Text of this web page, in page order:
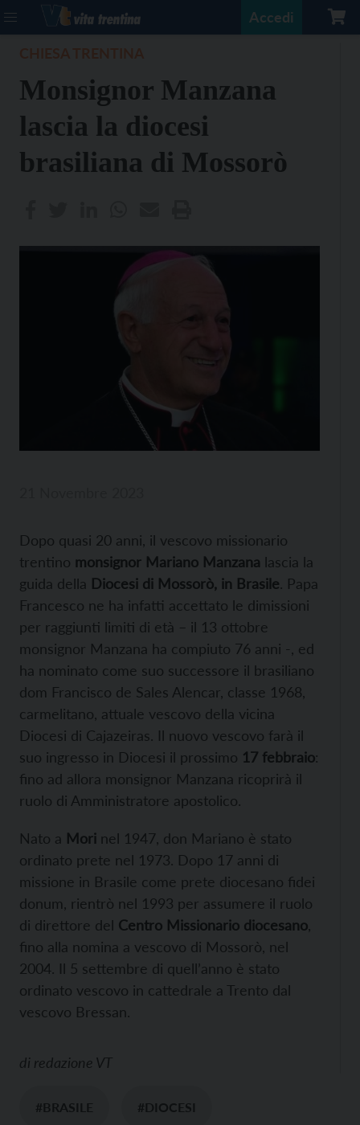
Accedi
Monsignor Manzana
lascia la diocesi
brasiliana di Mossorò
Dopo quasi 20 anni, il vescovo missionario
trentino monsignor Mariano Manzana lascia la
guida della Diocesi di Mossorò, in Brasile. Papa
Francesco ne ha infatti accettato le dimissioni
per raggiunti limiti di età – il 13 ottobre
monsignor Manzana ha compiuto 76 anni -, ed
ha nominato come suo successore il brasiliano
dom Francisco de Sales Alencar, classe 1968,
carmelitano, attuale vescovo della vicina
Diocesi di Cajazeiras. Il nuovo vescovo farà il
suo ingresso in Diocesi il prossimo 17 febbraio:
fino ad allora monsignor Manzana ricoprirà il
ruolo di Amministratore apostolico.
Nato a Mori nel 1947, don Mariano è stato
ordinato prete nel 1973. Dopo 17 anni di
missione in Brasile come prete diocesano fidei
donum, rientrò nel 1993 per assumere il ruolo
di direttore del Centro Missionario diocesano
fino alla nomina a vescovo di Mossorò, nel
2004. Il 5 settembre di quell’anno è stato
ordinato vescovo in cattedrale a Trento dal
vescovo Bressan.
di redazione VT
#BRASILE #DIOCESI